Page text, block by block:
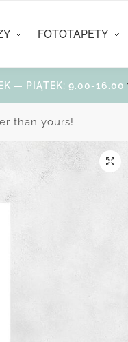
FOTOTAPETY
— PIĄTEK: 9.00-16.00
than yours!